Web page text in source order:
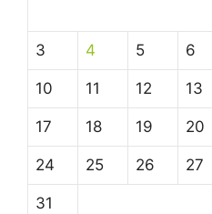
3 4 5 6
10 11 12 13
17 18 19 20
24 25 26 27
31